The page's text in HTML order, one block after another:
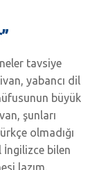
tavsiye
yabancı dil
büyük
şunları
olmadığı
İngilizce bilen
lazım.